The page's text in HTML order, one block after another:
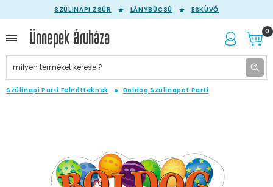
SZÜLINAPI ZSÚR LÁNYBÚCSÚ ESKÜVŐ
0
Szülinapi Parti Felnőtteknek Boldog Szülinapot Parti